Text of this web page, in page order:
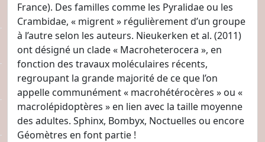
France). Des familles comme les Pyralidae ou les
Crambidae, « migrent » régulièrement d’un groupe
à l’autre selon les auteurs. Nieukerken et al. (2011)
ont désigné un clade « Macroheterocera », en
fonction des travaux moléculaires récents,
regroupant la grande majorité de ce que l’on
appelle communément « macrohétérocères » ou «
macrolépidoptères » en lien avec la taille moyenne
des adultes. Sphinx, Bombyx, Noctuelles ou encore
Géomètres en font partie !